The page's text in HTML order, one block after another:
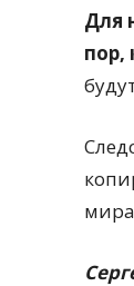
Для
пор,